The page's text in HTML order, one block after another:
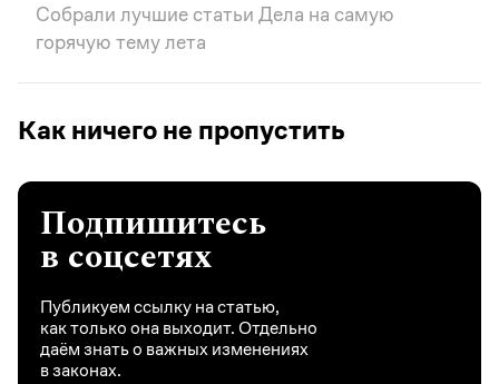
Собрали лучшие статьи Дела на самую
горячую тему лета
Как ничего не пропустить
Подпишитесь
в соцсетях
Публикуем ссылку на статью,
как только она выходит. Отдельно
даём знать о важных изменениях
в законах.